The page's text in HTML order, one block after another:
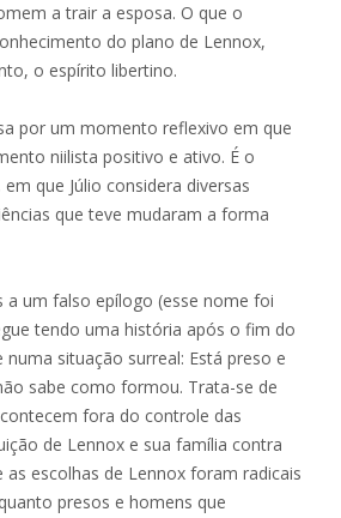
a trair a esposa. O que o
do plano de Lennox,
o espírito libertino.
por um momento reflexivo em que
niilista positivo e ativo. É o
que Júlio considera diversas
que teve mudaram a forma
a um falso epílogo (esse nome foi
tendo uma história após o fim do
situação surreal: Está preso e
sabe como formou. Trata-se de
fora do controle das
de Lennox e sua família contra
as escolhas de Lennox foram radicais
presos e homens que